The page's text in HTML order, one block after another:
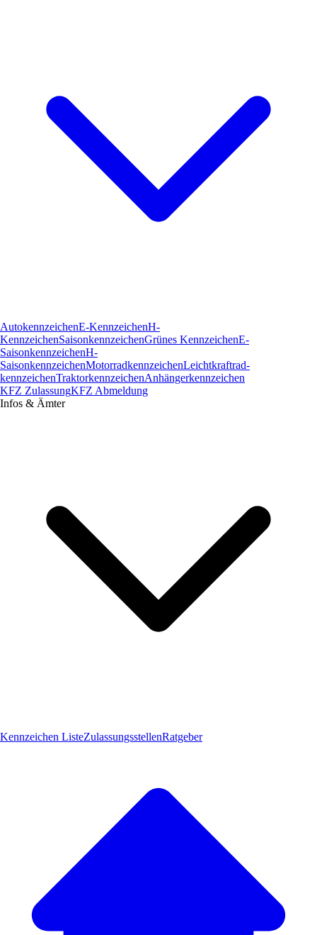
AutokennzeichenE-KennzeichenH-
KennzeichenSaisonkennzeichenGrünes KennzeichenE-
SaisonkennzeichenH-
SaisonkennzeichenMotorradkennzeichenLeichtkraftrad­
kennzeichenTraktorkennzeichenAnhängerkennzeichen
KFZ ZulassungKFZ Abmeldung
Infos & Ämter
Kennzeichen ListeZulassungsstellenRatgeber